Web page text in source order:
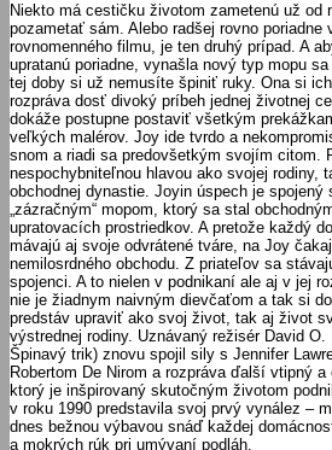
Niekto má cestičku životom zametenú už od
pozametať sám. Alebo radšej rovno poriadne
rovnomenného filmu, je ten druhý prípad. A
upratanú poriadne, vynašla nový typ mopu
tej doby si už nemusíte špiniť ruky. Ona si
rozpráva dosť divoký príbeh jednej životnej
dokáže postupne postaviť všetkým
veľkých malérov. Joy ide tvrdo a
snom a riadi sa predovšetkým svojím citom.
nespochybniteľnou hlavou ako svojej rodiny,
obchodnej dynastie. Joyin úspech je spojený
„zázračným“ mopom, ktorý sa stal
upratovacích prostriedkov. A pretože každý
mávajú aj svoje odvrátené tváre, na Joy
nemilosrdného obchodu. Z priateľov sa
spojenci. A to nielen v podnikaní ale aj v jej
nie je žiadnym naivným dievčaťom a tak si
predstáv upraviť ako svoj život, tak aj život
výstrednej rodiny. Uznávaný režisér David O.
Špinavý trik) znovu spojil sily s Jennifer
Robertom De Nirom a rozpráva ďalší vtipný
ktorý je inšpirovaný skutočným životom
v roku 1990 predstavila svoj prvý vynález –
dnes bežnou výbavou snáď každej
a mokrých rúk pri umývaní podláh.